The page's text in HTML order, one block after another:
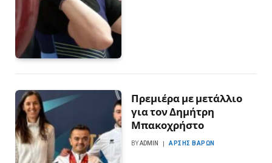
Πρεμιέρα με μετάλλιο
για τον Δημήτρη
Μπακοχρήστο
BYADMIN ΆΡΣΗΣ ΒΑΡΏΝ